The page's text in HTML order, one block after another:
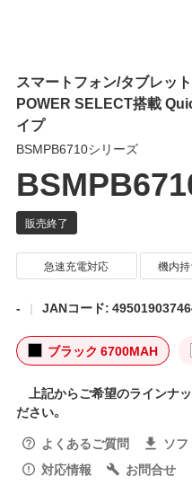
スマートフォン/タブレッ
POWER SELECT搭載
イプ
BSMPB6710シリーズ
急速充電対応 機内
- JANコード:
ブラック 6700MAH
上記からご希望のラインナ
ださい。
よくあるご質問
ソ
対応情報
お問合せ